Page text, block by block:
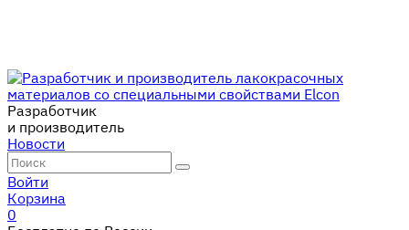
Разработчик
и производитель
Новости
Войти
Корзина
0